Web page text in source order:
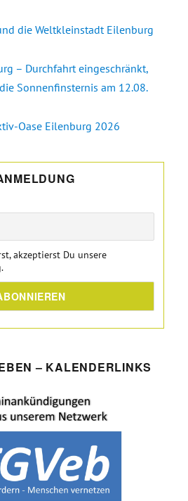
die Weltkleinstadt Eilenburg
– Durchfahrt eingeschränkt,
Sonnenfinsternis am 12.08.
Oase Eilenburg 2026
akzeptierst Du unsere
– KALENDERLINKS